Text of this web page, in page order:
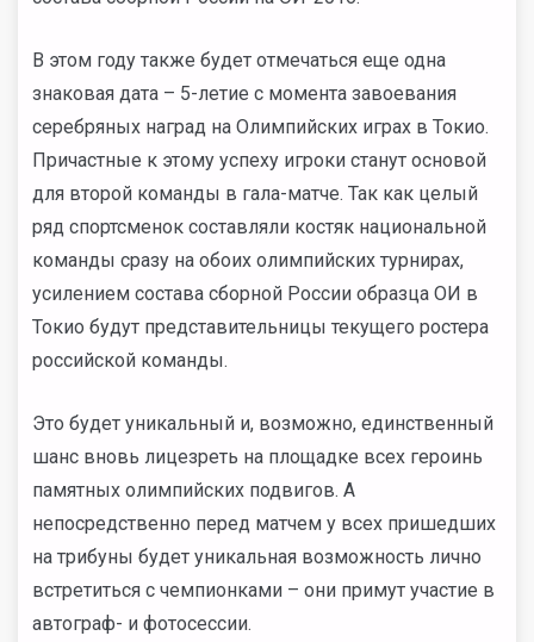
В этом году также будет отмечаться еще одна
знаковая дата – 5-летие с момента завоевания
серебряных наград на Олимпийских играх в Токио.
Причастные к этому успеху игроки станут основой
для второй команды в гала-матче. Так как целый
ряд спортсменок составляли костяк национальной
команды сразу на обоих олимпийских турнирах,
усилением состава сборной России образца ОИ в
Токио будут представительницы текущего ростера
российской команды.
Это будет уникальный и, возможно, единственный
шанс вновь лицезреть на площадке всех героинь
памятных олимпийских подвигов. А
непосредственно перед матчем у всех пришедших
на трибуны будет уникальная возможность лично
встретиться с чемпионками – они примут участие в
автограф- и фотосессии.